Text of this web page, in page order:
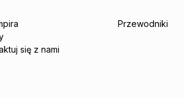
się z nami
Przewodniki